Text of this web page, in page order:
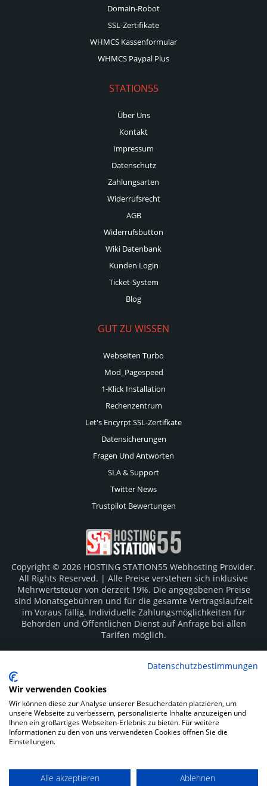
Domain-Robot
SSL-Zertifikate
WHMCS Kassenformular
WHMCS Paypal Plus
STATION55
Über Uns
Kontakt
Impressum
Datenschutz
Zahlungsarten
Widerrufsrecht
AGB
Widerrufsbutton
Wiki Datenbank
Kunden Login
Ticket-System
Blog
GUT ZU WISSEN
Webseiten Turbo
Mod_Pagespeed
1-Klick Installation
Rechenzentrum
Let's Encyrpt SSL-Zertifkate
Datensicherungen
Fragen Und Antworten
SLA & Support
Twitter News
Trustpilot Bewertungen
Copyright © 2026 HOSTING STATION55 Webhosting Provider.
All Rights Reserved. | Alle Preise verstehen sich inklusive
Mehrwertsteuer von derzeit 19%. Die angegebenen Preise
sind Monatsgebühren und für die gesamte Vertragslaufzeit
im Voraus fällig. Individuelle Zahlungsmöglichkeiten für
Behörden und Öffentlichen Dienst auf Anfrage bei allen
Tarifen möglich.
Hersteller. Irrtümer vorbehalten.
SOCIAL MEDIA
Datenschutzbestimmungen
Wir verwenden Cookies
Wir können diese zur Analyse unserer Besucherdaten platzieren, um
unsere Webseite zu verbessern, personalisierte Inhalte anzuzeigen und
Ihnen ein großartiges Webseiten-Erlebnis zu bieten. Für weitere
Informationen zu den von uns verwendeten Cookies öffnen Sie die
Einstellungen.
Alle akzeptieren Ablehnen